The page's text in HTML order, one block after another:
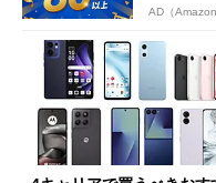
AD（Amazon